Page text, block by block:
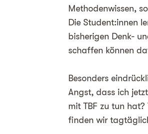
Methodenwissen,
Die Student:innen
bisherigen Denk-
schaffen können
Besonders
Angst, dass ich
mit TBF zu tun
finden wir